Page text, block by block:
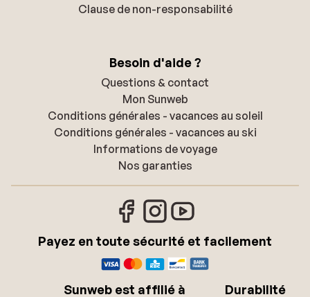
Clause de non-responsabilité
Besoin d'aide ?
Questions & contact
Mon Sunweb
Conditions générales - vacances au soleil
Conditions générales - vacances au ski
Informations de voyage
Nos garanties
Payez en toute sécurité et facilement
Sunweb est affilié à Durabilité